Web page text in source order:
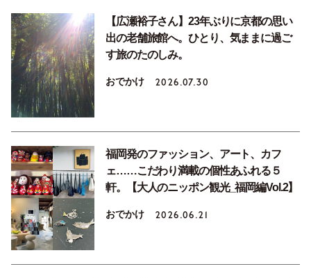
【広瀬裕子さん】23年ぶりに京都の思い
出の老舗旅館へ。ひとり、気ままに過ご
す旅のたのしみ。
おでかけ 2026.07.30
福岡発のファッション、アート、カフ
ェ……こだわり満載の個性あふれる５
軒。【大人のニッポン観光_福岡編Vol.2】
おでかけ 2026.06.21